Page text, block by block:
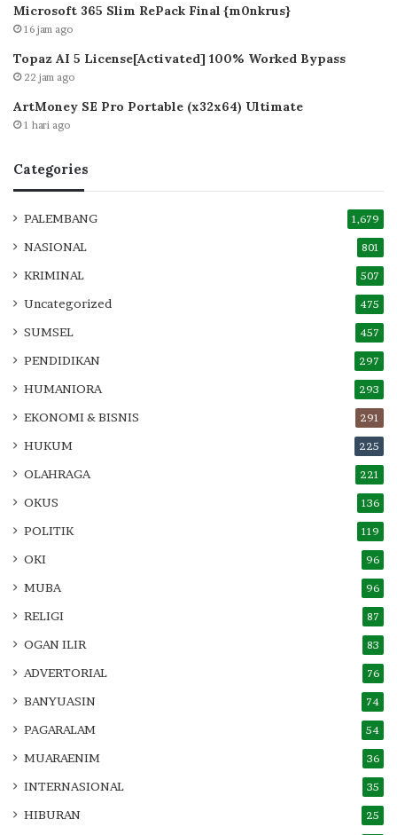
Microsoft 365 Slim RePack Final {m0nkrus}
16 jam ago
Topaz AI 5 License[Activated] 100% Worked Bypass
22 jam ago
ArtMoney SE Pro Portable (x32x64) Ultimate
1 hari ago
Categories
PALEMBANG 1,679
NASIONAL 801
KRIMINAL 507
Uncategorized 475
SUMSEL 457
PENDIDIKAN 297
HUMANIORA 293
EKONOMI & BISNIS 291
HUKUM 225
OLAHRAGA 221
OKUS 136
POLITIK 119
OKI 96
MUBA 96
RELIGI 87
OGAN ILIR 83
ADVERTORIAL 76
BANYUASIN 74
PAGARALAM 54
MUARAENIM 36
INTERNASIONAL 35
HIBURAN 25